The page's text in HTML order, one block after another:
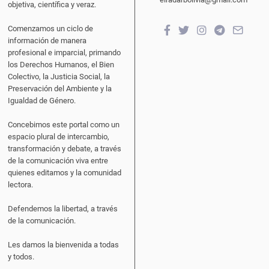
objetiva, científica y veraz.
Comenzamos un ciclo de
información de manera
profesional e imparcial, primando
los Derechos Humanos, el Bien
Colectivo, la Justicia Social, la
Preservación del Ambiente y la
Igualdad de Género.
Concebimos este portal como un
espacio plural de intercambio,
transformación y debate, a través
de la comunicación viva entre
quienes editamos y la comunidad
lectora.
Defendemos la libertad, a través
de la comunicación.
Les damos la bienvenida a todas
y todos.